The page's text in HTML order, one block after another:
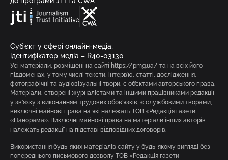
Суб’єкт у сфері онлайн-медіа;
ідентифікатор медіа – R40-03130
Усі матеріали, розміщені на сайті https://pmg.ua/ та на всіх його
піддоменах, у тому числі тексти, інтерв’ю, статті, дослідження,
фотографічні та аудіовізуальні твори, є об’єктами авторського права.
Матеріали, створені журналістами та іншими працівниками редакції
у зв’язку з виконанням трудових обов’язків, є службовими творами,
виключні майнові права на які належать ТОВ «Редакція газети
«Панорама». Виключні майнові права на матеріали інших авторів
належать редакції на підставі відповідних договорів.
Використання будь-яких матеріалів сайту у будь-якому вигляді без
попереднього письмового дозволу ТОВ «Редакція газети